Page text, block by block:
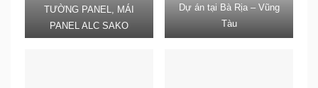
TƯỜNG PANEL, MÁI
PANEL ALC SAKO
Dự án tại Bà Rịa – Vũng
Tàu